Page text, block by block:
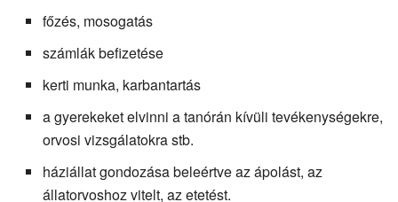
főzés, mosogatás
számlák befizetése
kerti munka, karbantartás
a gyerekeket elvinni a tanórán kívüli tevékenységekre,
orvosi vizsgálatokra stb.
háziállat gondozása beleértve az ápolást, az
állatorvoshoz vitelt, az etetést.